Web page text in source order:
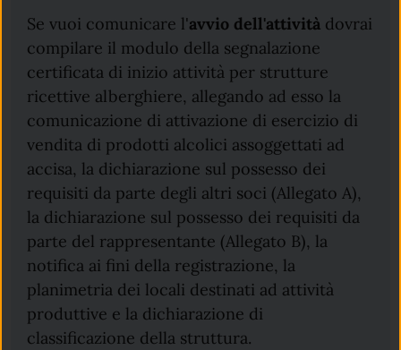
Se vuoi comunicare l'avvio dell'attività dovrai
compilare il modulo della segnalazione
certificata di inizio attività per strutture
ricettive alberghiere, allegando ad esso la
comunicazione di attivazione di esercizio di
vendita di prodotti alcolici assoggettati ad
accisa, la dichiarazione sul possesso dei
requisiti da parte degli altri soci (Allegato A),
la dichiarazione sul possesso dei requisiti da
parte del rappresentante (Allegato B), la
notifica ai fini della registrazione, la
planimetria dei locali destinati ad attività
produttive e la dichiarazione di
classificazione della struttura.